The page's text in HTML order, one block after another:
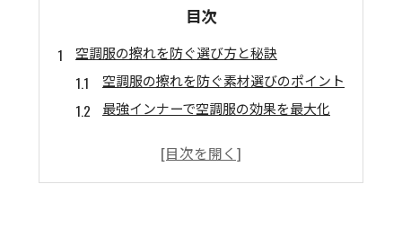
目次
空調服の擦れを防ぐ選び方と秘訣
空調服の擦れを防ぐ素材選びのポイント
最強インナーで空調服の効果を最大化
空調服が体に悪いという誤解を解く